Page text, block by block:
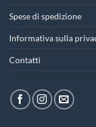
Spese di spedizione
Informativa sulla
Contatti